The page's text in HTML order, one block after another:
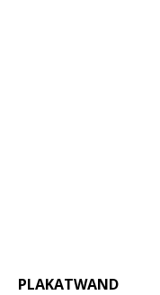
PLAKATWAND